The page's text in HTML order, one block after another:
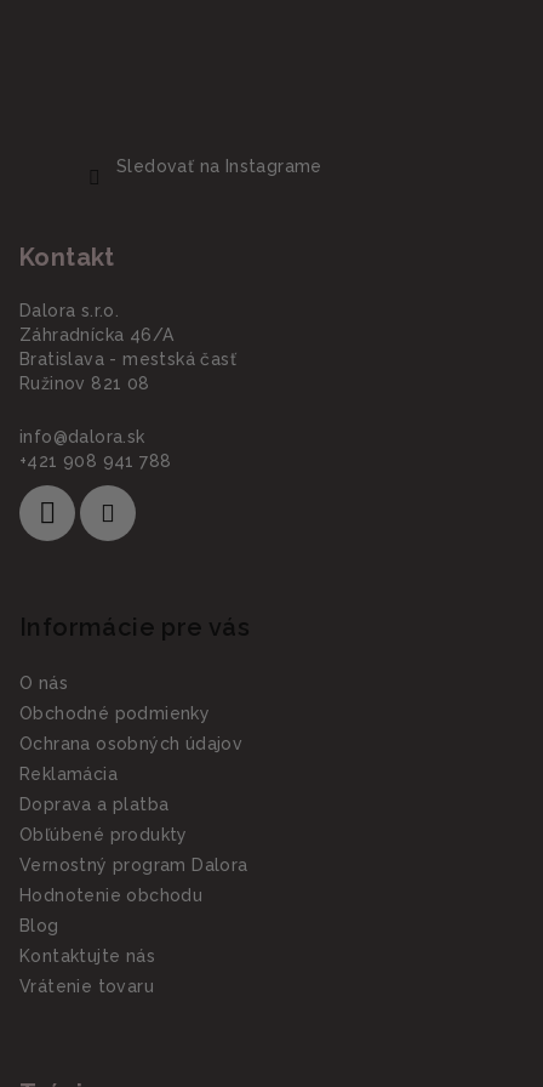
Sledovať na Instagrame
Kontakt
Dalora s.r.o.
Záhradnícka 46/A
Bratislava - mestská časť
Ružinov 821 08
info@dalora.sk
+421 908 941 788
Informácie pre vás
O nás
Obchodné podmienky
Ochrana osobných údajov
Reklamácia
Doprava a platba
Obľúbené produkty
Vernostný program Dalora
Hodnotenie obchodu
Blog
Kontaktujte nás
Vrátenie tovaru